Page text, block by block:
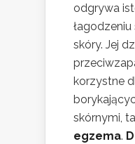
odgrywa
skóry. Jej
korzystne
skórnymi,
egzema.